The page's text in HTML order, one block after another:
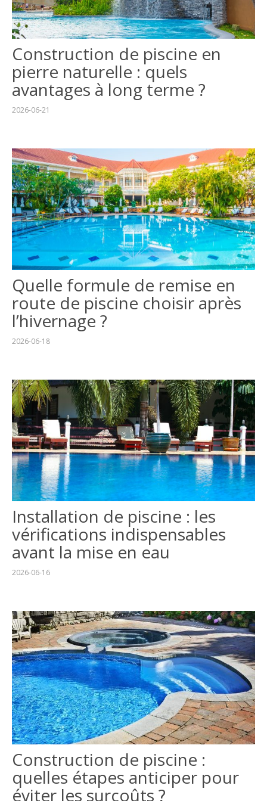
GUIDE JARDIN
ELAGAGE ET
COMPAGNIE
Construction de piscine en
pierre naturelle : quels
avantages à long terme ?
2026-06-21
Quelle formule de remise en
route de piscine choisir après
l’hivernage ?
2026-06-18
Installation de piscine : les
vérifications indispensables
avant la mise en eau
2026-06-16
Construction de piscine :
quelles étapes anticiper pour
éviter les surcoûts ?